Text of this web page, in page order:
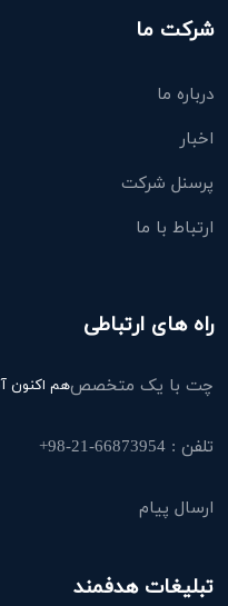
شرکت ما
درباره ما
اخبار
پرسنل شرکت
ارتباط با ما
راه های ارتباطی
چت با یک متخصصهم اکنون
تلفن : 66873954-21-98+
ارسال پیام
تبلیغات هدفمند